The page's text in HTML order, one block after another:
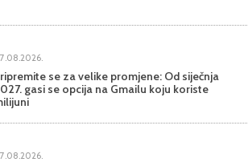
se za velike promjene: Od siječnja
gasi se opcija na Gmailu koju koriste